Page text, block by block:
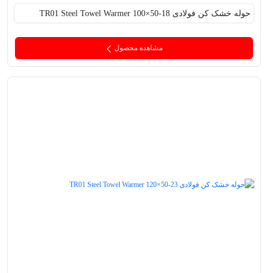
حوله خشک کن فولادی TR01 Steel Towel Warmer 100×50-18
مشاهده محصول